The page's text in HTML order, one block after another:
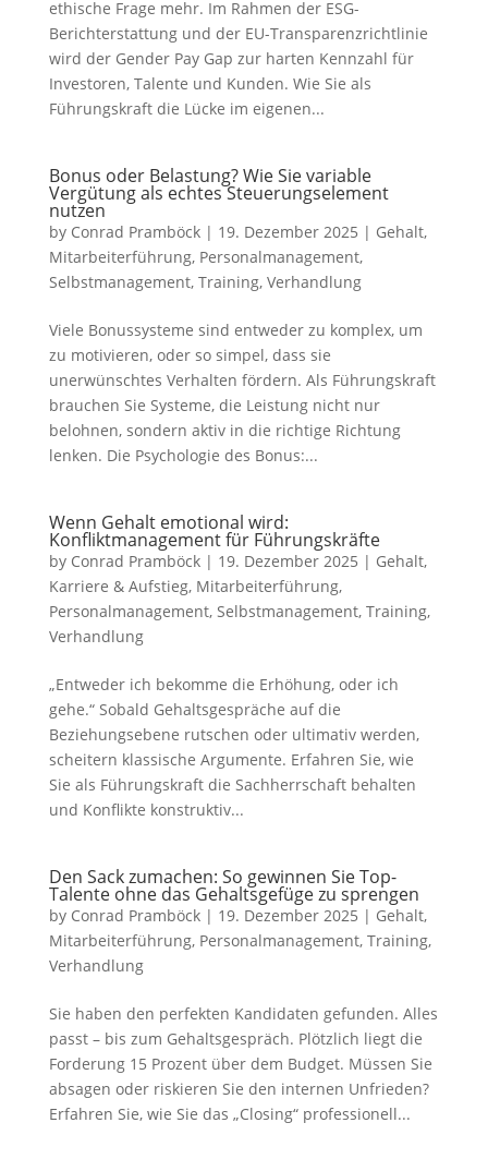
ethische Frage mehr. Im Rahmen der ESG-
Berichterstattung und der EU-Transparenzrichtlinie
wird der Gender Pay Gap zur harten Kennzahl für
Investoren, Talente und Kunden. Wie Sie als
Führungskraft die Lücke im eigenen...
Bonus oder Belastung? Wie Sie variable
Vergütung als echtes Steuerungselement
nutzen
by Conrad Pramböck| 19. Dezember 2025 | Gehalt,
Mitarbeiterführung, Personalmanagement,
Selbstmanagement, Training, Verhandlung
Viele Bonussysteme sind entweder zu komplex, um
zu motivieren, oder so simpel, dass sie
unerwünschtes Verhalten fördern. Als Führungskraft
brauchen Sie Systeme, die Leistung nicht nur
belohnen, sondern aktiv in die richtige Richtung
lenken. Die Psychologie des Bonus:...
Wenn Gehalt emotional wird:
Konfliktmanagement für Führungskräfte
by Conrad Pramböck| 19. Dezember 2025 | Gehalt,
Karriere & Aufstieg, Mitarbeiterführung,
Personalmanagement, Selbstmanagement, Training,
Verhandlung
„Entweder ich bekomme die Erhöhung, oder ich
gehe.“ Sobald Gehaltsgespräche auf die
Beziehungsebene rutschen oder ultimativ werden,
scheitern klassische Argumente. Erfahren Sie, wie
Sie als Führungskraft die Sachherrschaft behalten
und Konflikte konstruktiv...
Den Sack zumachen: So gewinnen Sie Top-
Talente ohne das Gehaltsgefüge zu sprengen
by Conrad Pramböck| 19. Dezember 2025 | Gehalt,
Mitarbeiterführung, Personalmanagement, Training,
Verhandlung
Sie haben den perfekten Kandidaten gefunden. Alles
passt – bis zum Gehaltsgespräch. Plötzlich liegt die
Forderung 15 Prozent über dem Budget. Müssen Sie
absagen oder riskieren Sie den internen Unfrieden?
Erfahren Sie, wie Sie das „Closing“ professionell...